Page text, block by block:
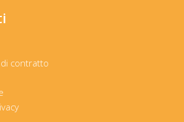
contratto